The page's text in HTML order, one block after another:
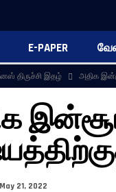
E-PAPER
திருச்சி இதழ் அதிக
May 21, 2022